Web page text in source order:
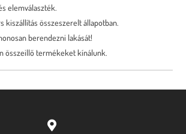
elemválaszték.
kiszállítás összeszerelt állapotban.
berendezni lakását!
összeillő termékeket kínálunk.